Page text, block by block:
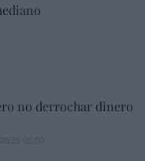
no derrochar dinero